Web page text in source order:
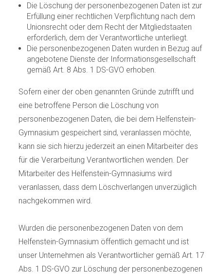
Die Löschung der personenbezogenen Daten ist zur
Erfüllung einer rechtlichen Verpflichtung nach dem
Unionsrecht oder dem Recht der Mitgliedstaaten
erforderlich, dem der Verantwortliche unterliegt.
Die personenbezogenen Daten wurden in Bezug auf
angebotene Dienste der Informationsgesellschaft
gemäß Art. 8 Abs. 1 DS-GVO erhoben.
Sofern einer der oben genannten Gründe zutrifft und
eine betroffene Person die Löschung von
personenbezogenen Daten, die bei dem Helfenstein-
Gymnasium gespeichert sind, veranlassen möchte,
kann sie sich hierzu jederzeit an einen Mitarbeiter des
für die Verarbeitung Verantwortlichen wenden. Der
Mitarbeiter des Helfenstein-Gymnasiums wird
veranlassen, dass dem Löschverlangen unverzüglich
nachgekommen wird.
Wurden die personenbezogenen Daten von dem
Helfenstein-Gymnasium öffentlich gemacht und ist
unser Unternehmen als Verantwortlicher gemäß Art. 17
Abs. 1 DS-GVO zur Löschung der personenbezogenen